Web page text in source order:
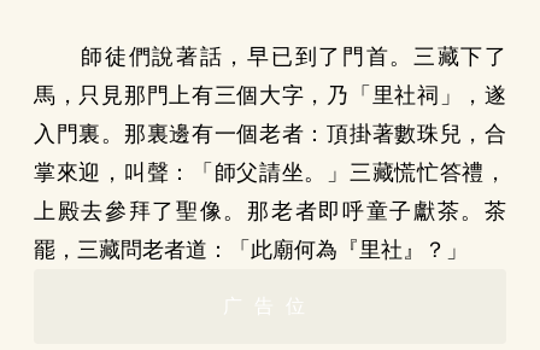
師徒們說著話，早已到了門首。三藏下了
馬，只見那門上有三個大字，乃「里社祠」，遂
入門裏。那裏邊有一個老者：頂掛著數珠兒，合
掌來迎，叫聲：「師父請坐。」三藏慌忙答禮，
上殿去參拜了聖像。那老者即呼童子獻茶。茶
罷，三藏問老者道：「此廟何為『里社』？」
广告位